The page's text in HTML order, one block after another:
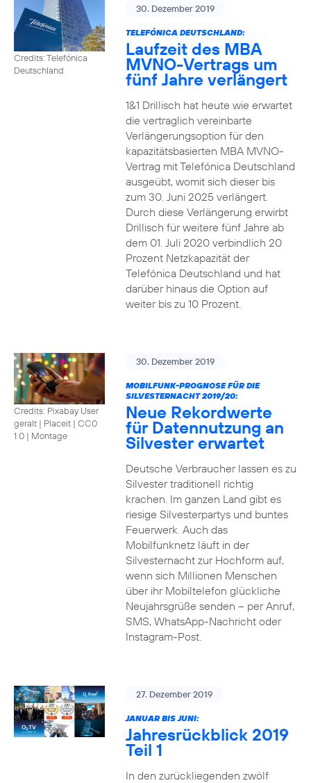
Credits: Telefónica
Deutschland
30. Dezember 2019
TELEFÓNICA DEUTSCHLAND:
Laufzeit des MBA
MVNO-Vertrags um
fünf Jahre verlängert
1&1 Drillisch hat heute wie erwartet
die vertraglich vereinbarte
Verlängerungsoption für den
kapazitätsbasierten MBA MVNO-
Vertrag mit Telefónica Deutschland
ausgeübt, womit sich dieser bis
zum 30. Juni 2025 verlängert.
Durch diese Verlängerung erwirbt
Drillisch für weitere fünf Jahre ab
dem 01. Juli 2020 verbindlich 20
Prozent Netzkapazität der
Telefónica Deutschland und hat
darüber hinaus die Option auf
weiter bis zu 10 Prozent.
Credits: Pixabay User
geralt | Placeit | CC0
1.0 | Montage
30. Dezember 2019
MOBILFUNK-PROGNOSE FÜR DIE
SILVESTERNACHT 2019/20:
Neue Rekordwerte
für Datennutzung an
Silvester erwartet
Deutsche Verbraucher lassen es zu
Silvester traditionell richtig
krachen. Im ganzen Land gibt es
riesige Silvesterpartys und buntes
Feuerwerk. Auch das
Mobilfunknetz läuft in der
Silvesternacht zur Hochform auf,
wenn sich Millionen Menschen
über ihr Mobiltelefon glückliche
Neujahrsgrüße senden – per Anruf,
SMS, WhatsApp-Nachricht oder
Instagram-Post.
27. Dezember 2019
JANUAR BIS JUNI:
Jahresrückblick 2019
Teil 1
In den zurückliegenden zwölf